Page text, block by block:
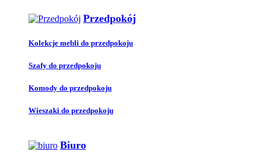
Przedpokój
Kolekcje mebli do przedpokoju
Szafy do przedpokoju
Komody do przedpokoju
Wieszaki do przedpokoju
Biuro